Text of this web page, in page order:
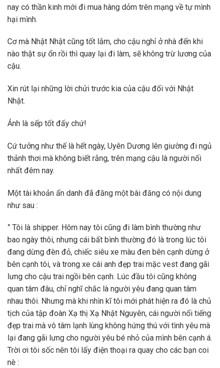
nay có thần kinh mới đi mua hàng dỏm trên mạng về tự mình
hại mình.
Cơ mà Nhật Nhật cũng tốt lắm, cho cậu nghỉ ở nhà đến khi
nào thật sự ổn rồi thì quay lại đi làm, sẽ không trừ lương của
cậu.
Xin rút lại những lời chửi trước kia của cậu đối với Nhật
Nhật.
Ảnh là sếp tốt đấy chứ!
Cứ tưởng như thế là hết ngày, Uyên Dương lên giường đi ngủ
thảnh thơi mà không biết rằng, trên mạng cậu là người nối
nhất đêm nay.
Một tài khoản ẩn danh đã đăng một bài đăng có nội dung
như sau :
” Tôi là shipper. Hôm nay tôi cũng đi làm bình thường như
bao ngày thôi, nhưng cái bất bình thường đó là trong lúc tôi
đang dừng đèn đỏ, chiếc siêu xe màu đen bên cạnh dừng ở
bên cạnh tôi, và trong xe cái anh đẹp trai mặc vest đang gãi
lưng cho cậu trai ngồi bên cạnh. Lúc đầu tôi cũng không
quan tâm đâu, chỉ nghĩ chắc là người yêu đang quan tâm
nhau thôi. Nhưng mà khi nhìn kĩ tôi mới phát hiện ra đó là chủ
tịch của tập đoàn Xạ thị Xạ Nhật Nguyên, cái người nổi tiếng
đẹp trai mà vô tâm lạnh lùng không hứng thú với tình yêu mà
lại đang gãi lưng cho người yêu bé nhỏ của mình bên cạnh á.
Trời ơi tôi sốc nên tôi lấy điện thoại ra quay cho các bạn coi
nè :